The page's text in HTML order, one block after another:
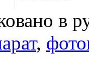
в
,